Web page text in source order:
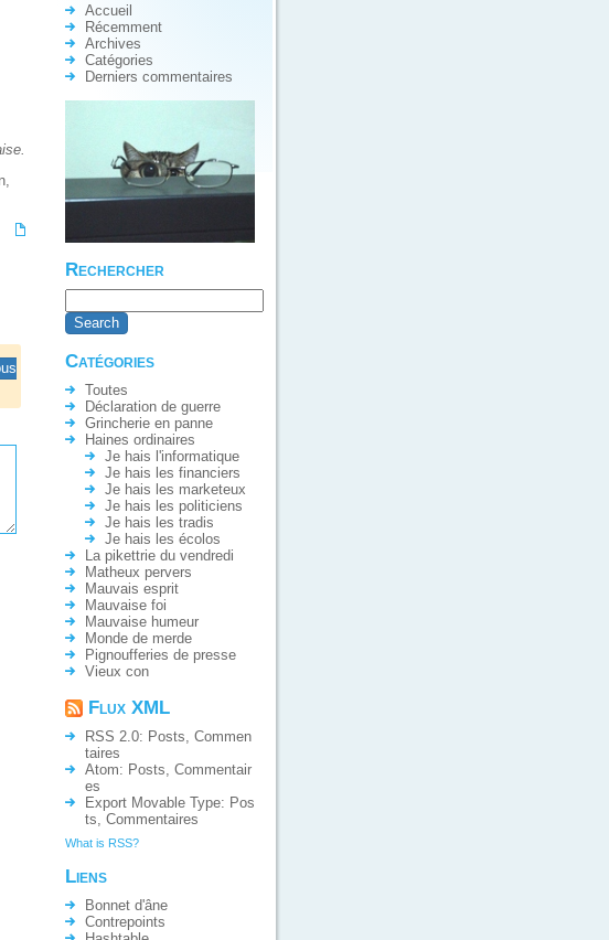
Accueil
Récemment
Archives
Catégories
Derniers commentaires
Rechercher
Catégories
Toutes
Déclaration de guerre
Grincherie en panne
Haines ordinaires
Je hais l'informatique
Je hais les financiers
Je hais les marketeux
Je hais les politiciens
Je hais les tradis
Je hais les écolos
La pikettrie du vendredi
Matheux pervers
Mauvais esprit
Mauvaise foi
Mauvaise humeur
Monde de merde
Pignoufferies de presse
Vieux con
Flux XML
RSS 2.0: Posts Commen
taires
Atom: Posts Commentair
es
Export Movable Type: Pos
ts Commentaires
What is RSS?
Liens
Bonnet d'âne
Contrepoints